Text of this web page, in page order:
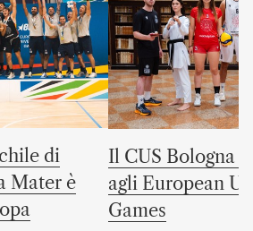
di
Mater è
Il CUS Bologna
agli European
Games